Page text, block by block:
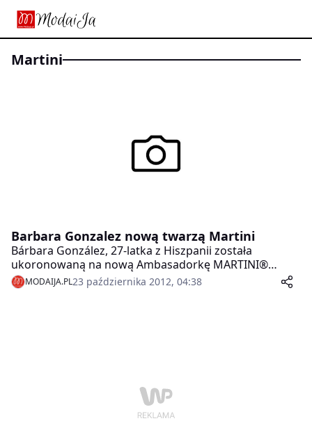
Martini
Barbara Gonzalez nową twarzą Martini
Bárbara González, 27-latka z Hiszpanii została
ukoronowaną na nową Ambasadorkę MARTINI®
Royale Casting. Tym samym podąża w ślady takich
gwiazd, jak Charlize Theron, Naomi Campbell czy
MODAIJA.PL23 października 2012, 04:38